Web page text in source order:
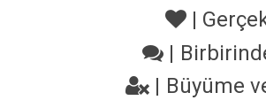
|
|
| Büyüme